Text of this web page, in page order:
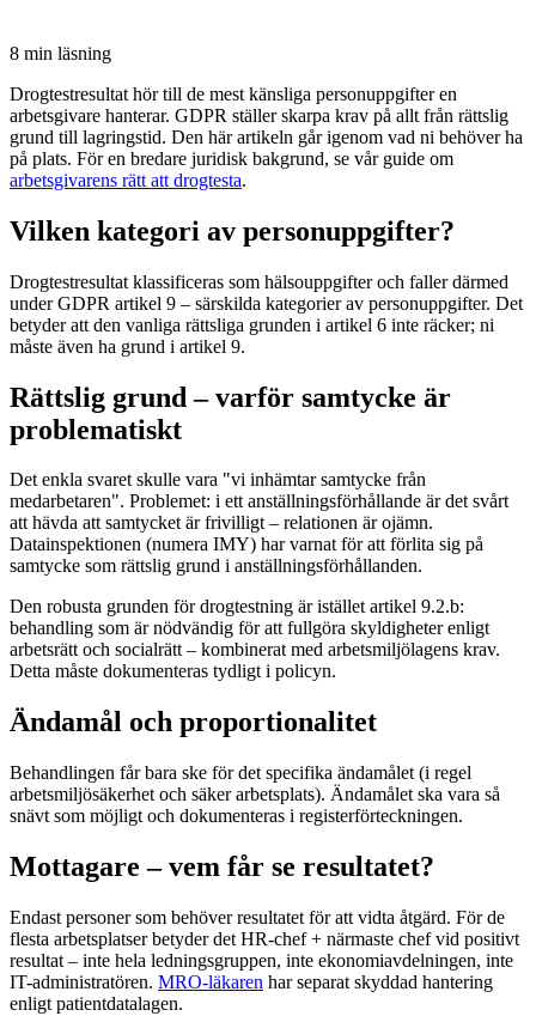
8 min läsning
Drogtestresultat hör till de mest känsliga personuppgifter en
arbetsgivare hanterar. GDPR ställer skarpa krav på allt från rättslig
grund till lagringstid. Den här artikeln går igenom vad ni behöver ha
på plats. För en bredare juridisk bakgrund, se vår guide om
arbetsgivarens rätt att drogtesta.
Vilken kategori av personuppgifter?
Drogtestresultat klassificeras som hälsouppgifter och faller därmed
under GDPR artikel 9 – särskilda kategorier av personuppgifter. Det
betyder att den vanliga rättsliga grunden i artikel 6 inte räcker; ni
måste även ha grund i artikel 9.
Rättslig grund – varför samtycke är
problematiskt
Det enkla svaret skulle vara "vi inhämtar samtycke från
medarbetaren". Problemet: i ett anställningsförhållande är det svårt
att hävda att samtycket är frivilligt – relationen är ojämn.
Datainspektionen (numera IMY) har varnat för att förlita sig på
samtycke som rättslig grund i anställningsförhållanden.
Den robusta grunden för drogtestning är istället artikel 9.2.b:
behandling som är nödvändig för att fullgöra skyldigheter enligt
arbetsrätt och socialrätt – kombinerat med arbetsmiljölagens krav.
Detta måste dokumenteras tydligt i policyn.
Ändamål och proportionalitet
Behandlingen får bara ske för det specifika ändamålet (i regel
arbetsmiljösäkerhet och säker arbetsplats). Ändamålet ska vara så
snävt som möjligt och dokumenteras i registerförteckningen.
Mottagare – vem får se resultatet?
Endast personer som behöver resultatet för att vidta åtgärd. För de
flesta arbetsplatser betyder det HR-chef + närmaste chef vid positivt
resultat – inte hela ledningsgruppen, inte ekonomiavdelningen, inte
IT-administratören. MRO-läkaren har separat skyddad hantering
enligt patientdatalagen.